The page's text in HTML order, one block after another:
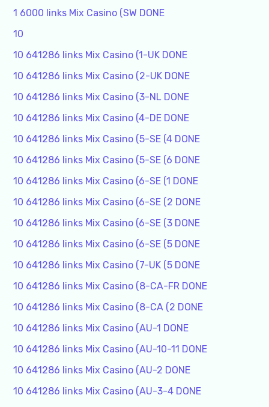
1 6000 links Mix Casino (SW DONE
10
10 641286 links Mix Casino (1-UK DONE
10 641286 links Mix Casino (2-UK DONE
10 641286 links Mix Casino (3-NL DONE
10 641286 links Mix Casino (4-DE DONE
10 641286 links Mix Casino (5-SE (4 DONE
10 641286 links Mix Casino (5-SE (6 DONE
10 641286 links Mix Casino (6-SE (1 DONE
10 641286 links Mix Casino (6-SE (2 DONE
10 641286 links Mix Casino (6-SE (3 DONE
10 641286 links Mix Casino (6-SE (5 DONE
10 641286 links Mix Casino (7-UK (5 DONE
10 641286 links Mix Casino (8-CA-FR DONE
10 641286 links Mix Casino (8-CA (2 DONE
10 641286 links Mix Casino (AU-1 DONE
10 641286 links Mix Casino (AU-10-11 DONE
10 641286 links Mix Casino (AU-2 DONE
10 641286 links Mix Casino (AU-3-4 DONE